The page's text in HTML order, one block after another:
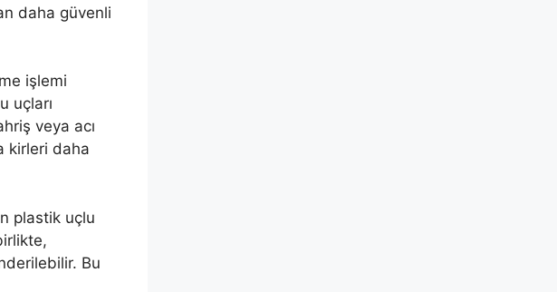
daha güvenli
işlemi
uçları
veya acı
kirleri daha
plastik uçlu
Bu